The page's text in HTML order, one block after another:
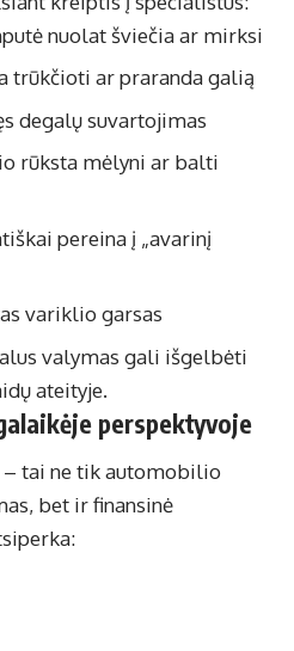
nuolat šviečia ar mirksi
trūkčioti ar praranda galią
degalų suvartojimas
rūksta mėlyni ar balti
pereina į „avarinį
variklio garsas
valymas gali išgelbėti
ateityje.
perspektyvoje
tai ne tik automobilio
bet ir finansinė